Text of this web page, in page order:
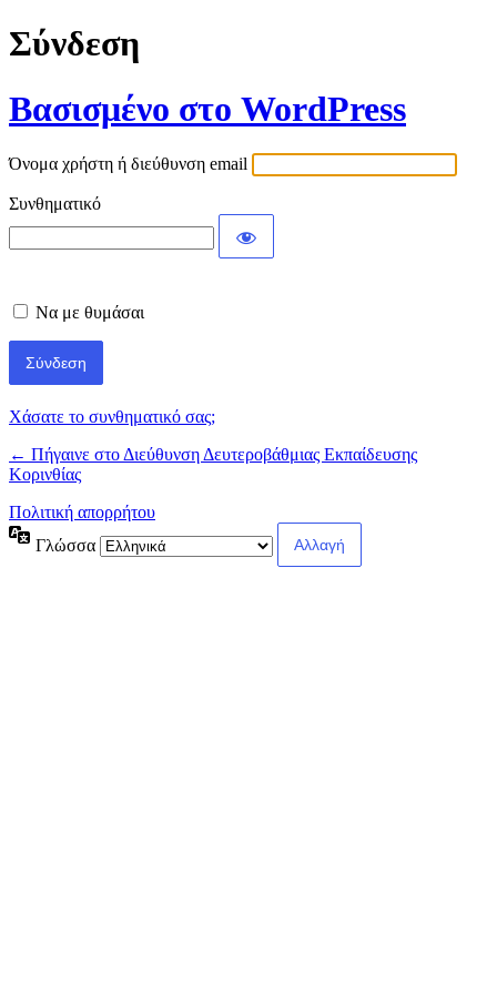
Σύνδεση
Βασισμένο στο WordPress
Όνομα χρήστη ή διεύθυνση email
Συνθηματικό
Να με θυμάσαι
Χάσατε το συνθηματικό σας;
← Πήγαινε στο Διεύθυνση Δευτεροβάθμιας Εκπαίδευσης
Κορινθίας
Πολιτική απορρήτου
Γλώσσα